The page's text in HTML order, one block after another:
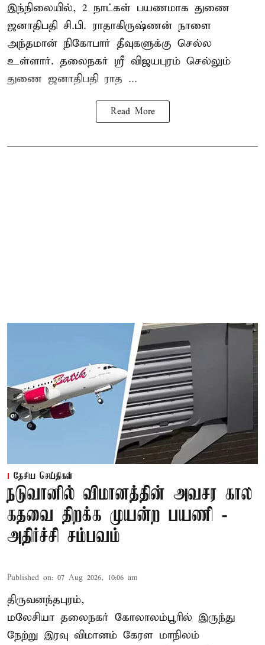
இந்நிலையில், 2 நாட்கள் பயணமாக துணை
ஜனாதிபதி சி.பி. ராதாகிருஷ்ணன் நாளை
அந்தமான் நிகோபார் தீவுகளுக்கு செல்ல
உள்ளார். தலைநகர் ஸ்ரீ விஜயபுரம் செல்லும்
துணை ஜனாதிபதி ராத ...
Read More
தேசிய செய்திகள்
நடுவானில் விமானத்தின் அவசர கால
கதவை திறக்க முயன்ற பயணி -
அதிர்ச்சி சம்பவம்
Published on: 07 Aug 2026, 10:06 am
திருவனந்தபுரம்,
மலேசியா தலைநகர் கோலாலம்பூரில் இருந்து
நேற்று இரவு விமானம் கேரள மாநிலம்